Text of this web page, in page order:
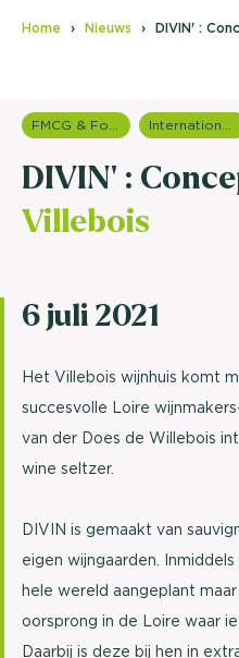
Home Nieuws DIVIN' :
DIVIN' :
Villebois
6 juli 2021
Het Villebois wijnhuis komt
succesvolle Loire
van der Does de Willebois
wine seltzer.
DIVIN is gemaakt van
eigen wijngaarden.
hele wereld aangeplant
oorsprong in de Loire waar
Daarbij is deze bij hen in